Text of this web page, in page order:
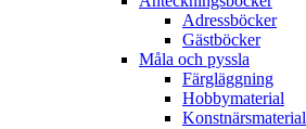
Adressböcker
Gästböcker
Måla och pyssla
Färgläggning
Hobbymaterial
Konstnärsmaterial